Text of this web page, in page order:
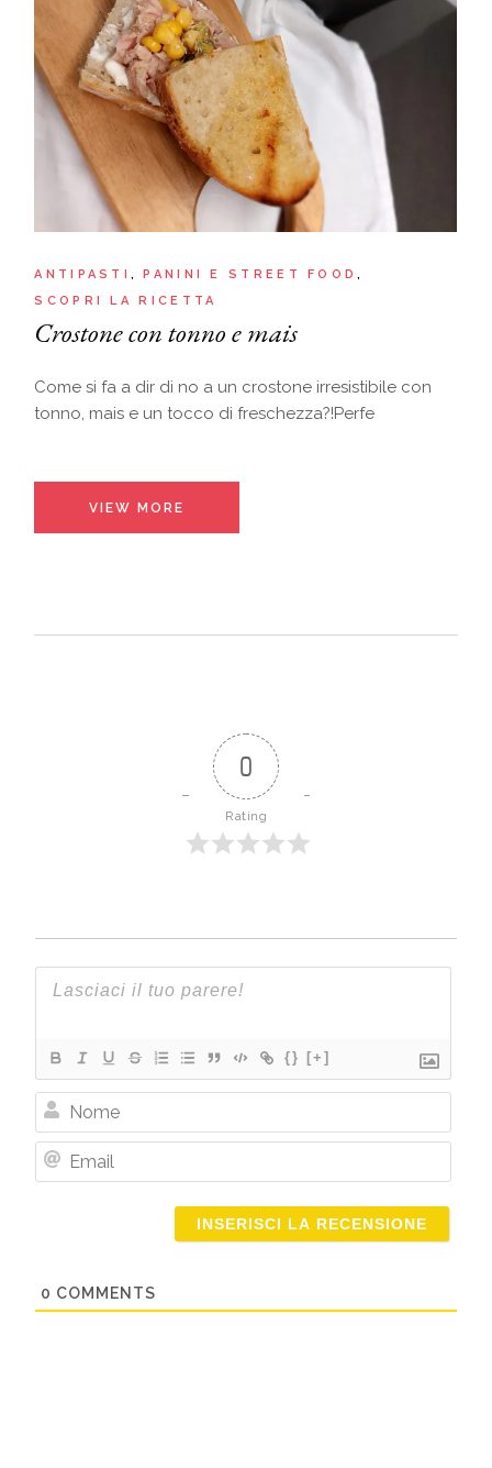
ANTIPASTI
PANINI E STREET FOOD
SCOPRI LA RICETTA
Crostone con tonno e mais
Come si fa a dir di no a un crostone irresistibile con
tonno, mais e un tocco di freschezza?!Perfe
VIEW MORE
0
Rating
{} [+]
Nome
0 COMMENTS